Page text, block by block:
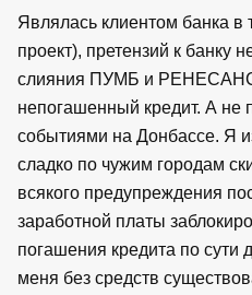
Являлась клиентом банка в
проект), претензий к банку
слияния ПУМБ и РЕНЕСАНС
непогашенный кредит. А не
событиями на Донбассе. Я
сладко по чужим городам
всякого предупреждения
заработной платы
погашения кредита по сути
меня без средств